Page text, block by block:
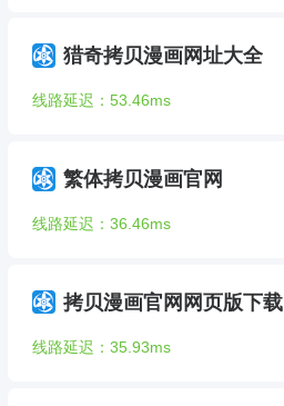
猎奇拷贝漫画网址大全
线路延迟：53.46ms
繁体拷贝漫画官网
线路延迟：36.46ms
拷贝漫画官网网页版下载
线路延迟：35.93ms